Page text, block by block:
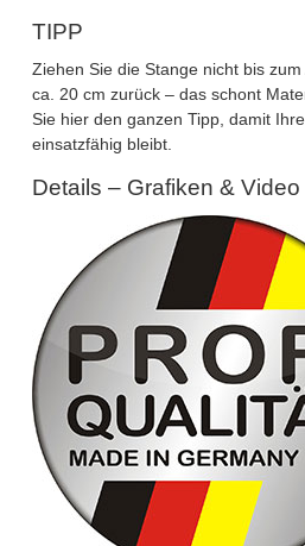
TIPP
Ziehen Sie die Stange nicht bis
ca. 20 cm zurück – das schont
Sie hier den ganzen Tipp, damit
einsatzfähig bleibt.
Details – Grafiken & Video